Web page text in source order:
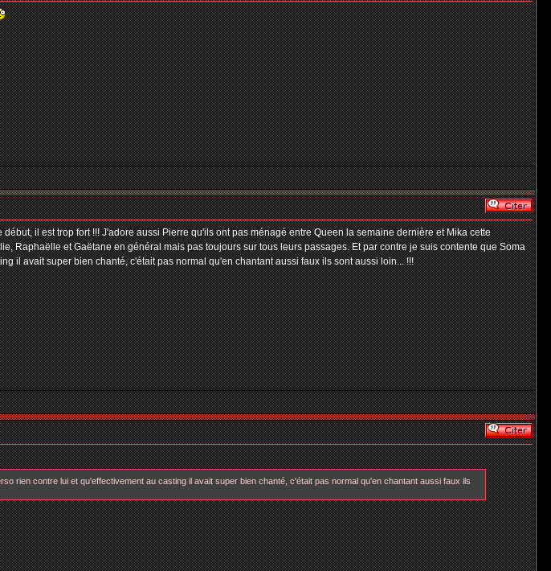
il est trop fort !!! J'adore aussi Pierre qu'ils ont pas ménagé entre Queen la semaine dernière et Mika cette
Raphaëlle et Gaëtane en général mais pas toujours sur tous leurs passages. Et par contre je suis contente que Soma
il avait super bien chanté, c'était pas normal qu'en chantant aussi faux ils sont aussi loin... !!!
rien contre lui et qu'effectivement au casting il avait super bien chanté, c'était pas normal qu'en chantant aussi faux ils